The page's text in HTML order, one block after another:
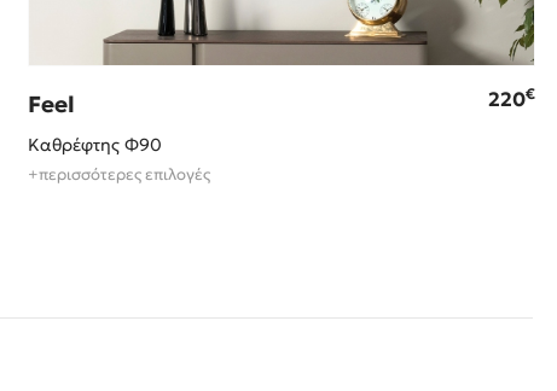
Feel 220€
Καθρέφτης Φ90
+περισσότερες επιλογές